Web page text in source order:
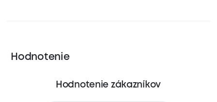
Hodnotenie
Hodnotenie zákazníkov